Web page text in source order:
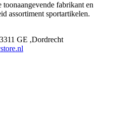
fabrikant en
assortiment sportartikelen.
GE ,Dordrecht